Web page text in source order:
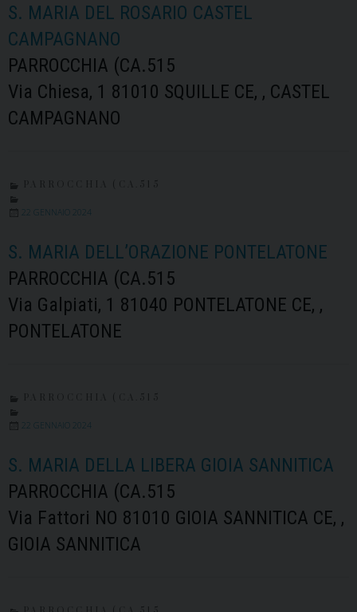
S. MARIA DEL ROSARIO CASTEL
CAMPAGNANO
PARROCCHIA (CA.515
Via Chiesa, 1 81010 SQUILLE CE, , CASTEL
CAMPAGNANO
22 GENNAIO 2024
S. MARIA DELL’ORAZIONE PONTELATONE
PARROCCHIA (CA.515
Via Galpiati, 1 81040 PONTELATONE CE, ,
PONTELATONE
22 GENNAIO 2024
S. MARIA DELLA LIBERA GIOIA SANNITICA
PARROCCHIA (CA.515
Via Fattori NO 81010 GIOIA SANNITICA CE, ,
GIOIA SANNITICA